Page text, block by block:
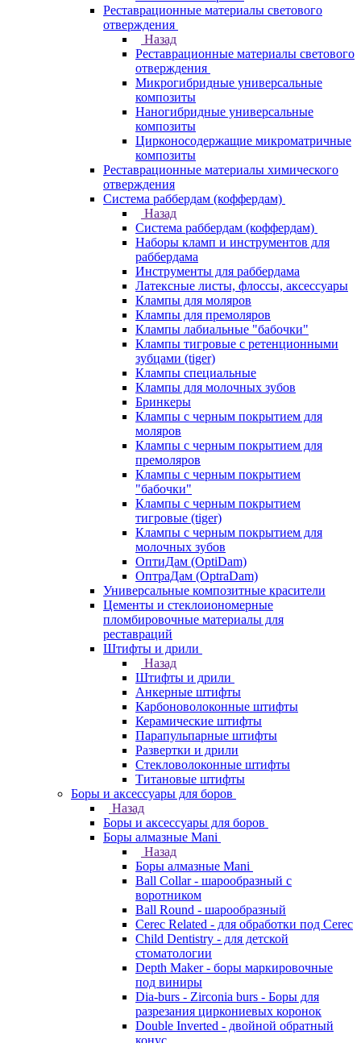
Реставрационные материалы светового
отверждения
Назад
Реставрационные материалы светового
отверждения
Микрогибридные универсальные
композиты
Наногибридные универсальные
композиты
Цирконосодержащие микроматричные
композиты
Реставрационные материалы химического
отверждения
Система раббердам (коффердам)
Назад
Система раббердам (коффердам)
Наборы кламп и инструментов для
раббердама
Инструменты для раббердама
Латексные листы, флоссы, аксессуары
Клампы для моляров
Клампы для премоляров
Клампы лабиальные "бабочки"
Клампы тигровые с ретенционными
зубцами (tiger)
Клампы специальные
Клампы для молочных зубов
Бринкеры
Клампы с черным покрытием для
моляров
Клампы с черным покрытием для
премоляров
Клампы с черным покрытием
"бабочки"
Клампы с черным покрытием
тигровые (tiger)
Клампы с черным покрытием для
молочных зубов
ОптиДам (OptiDam)
ОптраДам (OptraDam)
Универсальные композитные красители
Цементы и стеклоиономерные
пломбировочные материалы для
реставраций
Штифты и дрили
Назад
Штифты и дрили
Анкерные штифты
Карбоноволоконные штифты
Керамические штифты
Парапульпарные штифты
Развертки и дрили
Стекловолоконные штифты
Титановые штифты
Боры и аксессуары для боров
Назад
Боры и аксессуары для боров
Боры алмазные Mani
Назад
Боры алмазные Mani
Ball Collar - шарообразный c
воротником
Ball Round - шарообразный
Cerec Related - для обработки под Cerec
Child Dentistry - для детской
стоматологии
Depth Maker - боры маркировочные
под виниры
Dia-burs - Zirconia burs - Боры для
разрезания циркониевых коронок
Double Inverted - двойной обратный
конус